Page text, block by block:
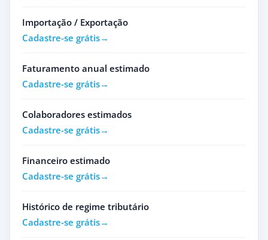
Importação / Exportação
Cadastre-se grátis
Faturamento anual estimado
Cadastre-se grátis
Colaboradores estimados
Cadastre-se grátis
Financeiro estimado
Cadastre-se grátis
Histórico de regime tributário
Cadastre-se grátis